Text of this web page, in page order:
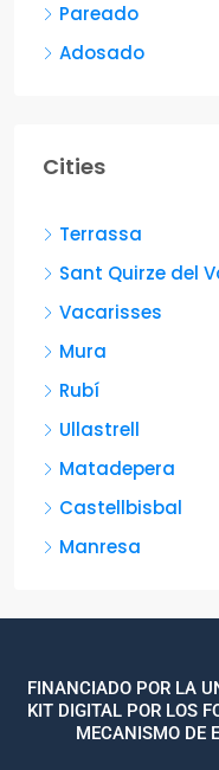
Pareado
Adosado
Cities
Terrassa
Sant Quirze del
Vacarisses
Mura
Rubí
Ullastrell
Matadepera
Castellbisbal
Manresa
FINANCIADO POR LA
KIT DIGITAL POR LOS
MECANISMO DE